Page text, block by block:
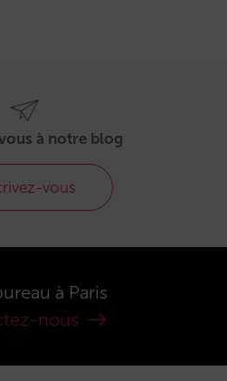
à notre blog
vous
à Paris
nous